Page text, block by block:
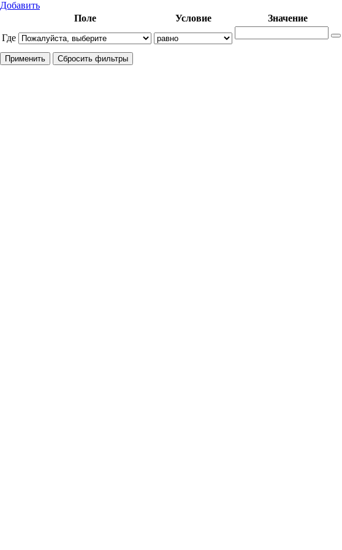
Добавить
Где
Поле Условие Значение